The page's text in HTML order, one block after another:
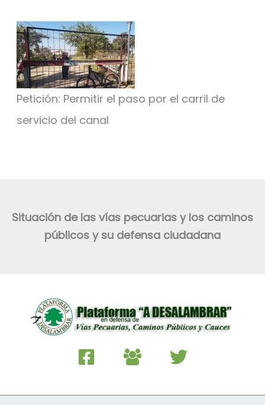
Petición: Permitir el paso por el carril de
servicio del canal
Situación de las vías pecuarias y los caminos
públicos y su defensa ciudadana